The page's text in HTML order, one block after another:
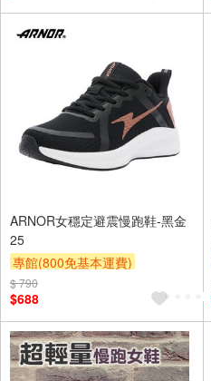
ARNOR女穩定避震慢跑鞋-黑金
25
專館(800免基本運費)
滿額9折
$ 790
$688